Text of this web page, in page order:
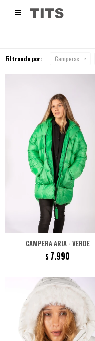

Filtrando por: Camperas
CAMPERA ARIA - VERDE
$ 7.990